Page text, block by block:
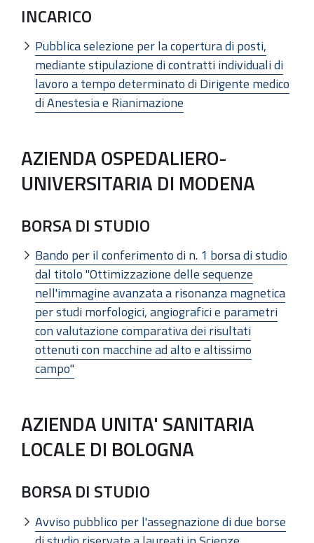
INCARICO
Pubblica selezione per la copertura di posti,
mediante stipulazione di contratti individuali di
lavoro a tempo determinato di Dirigente medico
di Anestesia e Rianimazione
AZIENDA OSPEDALIERO-
UNIVERSITARIA DI MODENA
BORSA DI STUDIO
Bando per il conferimento di n. 1 borsa di studio
dal titolo "Ottimizzazione delle sequenze
nell'immagine avanzata a risonanza magnetica
per studi morfologici, angiografici e parametri
con valutazione comparativa dei risultati
ottenuti con macchine ad alto e altissimo
campo"
AZIENDA UNITA' SANITARIA
LOCALE DI BOLOGNA
BORSA DI STUDIO
Avviso pubblico per l'assegnazione di due borse